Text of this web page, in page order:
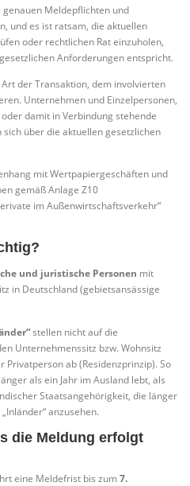
genauen Meldepflichten und
und es ist ratsam, die aktuellen
oder rechtlichen Rat einzuholen,
Anforderungen entspricht.
der Transaktion, dem involvierten
Unternehmen und Einzelpersonen,
damit in Verbindung stehende
über die aktuellen gesetzlichen
mit Wertpapiergeschäften und
gemäß Anlage Z10
im Außenwirtschaftsverkehr“
und juristische Personen mit
in Deutschland (gebietsansässige
stellen nicht auf die
Unternehmenssitz bzw. Wohnsitz
ab (Residenzprinzip). So
als ein Jahr im Ausland lebt, als
Staatsangehörigkeit, die länger
anzusehen.
die Meldung erfolgt
eine Meldefrist bis zum7.